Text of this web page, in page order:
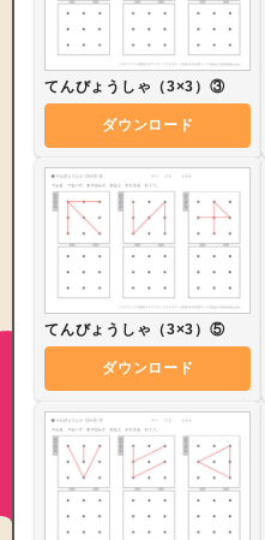
てんびょうしゃ（3×3）③
ダウンロード
てんびょうしゃ（3×3）⑤
ダウンロード